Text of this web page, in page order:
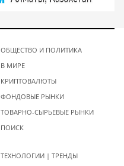
ОБЩЕСТВО И ПОЛИТИКА
В МИРЕ
КРИПТОВАЛЮТЫ
ФОНДОВЫЕ РЫНКИ
ТОВАРНО-СЫРЬЕВЫЕ РЫНКИ
ПОИСК
ТЕХНОЛОГИИ | ТРЕНДЫ